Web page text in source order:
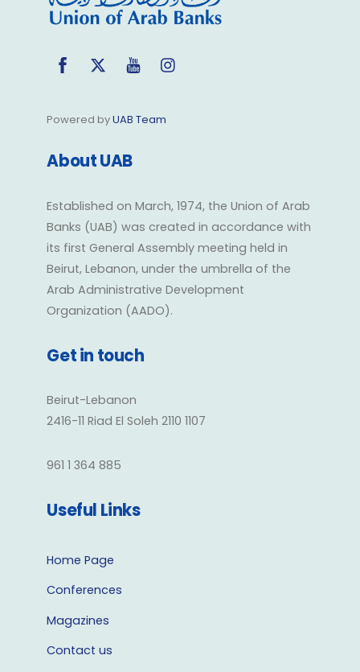
Facebook
Twitter YouTube
Powered byUAB Team
About UAB
Established on March, 1974, the Union of Arab
Banks (UAB) was created in accordance with
its first General Assembly meeting held in
Beirut, Lebanon, under the umbrella of the
Arab Administrative Development
Organization (AADO).
Get in touch
Beirut-Lebanon
2416-11 Riad El Soleh 2110 1107
961 1 364 885
Useful Links
Home Page
Conferences
Magazines
Contact us